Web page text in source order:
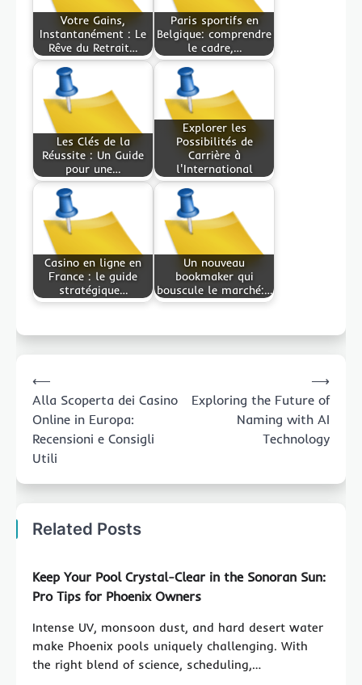
Votre Gains,
Instantanément : Le
Rêve du Retrait…
Paris sportifs en
Belgique: comprendre
le cadre,…
Les Clés de la
Réussite : Un Guide
pour une…
Explorer les
Possibilités de
Carrière à
l'International
Casino en ligne en
France : le guide
stratégique…
Un nouveau
bookmaker qui
bouscule le marché:…
navigation
⟵
Alla Scoperta dei Casino
Online in Europa:
Recensioni e Consigli
Utili
Exploring the Future of
Naming with AI
Technology
⟶
Related Posts
Keep Your Pool Crystal-Clear in the Sonoran Sun:
Pro Tips for Phoenix Owners
Intense UV, monsoon dust, and hard desert water
make Phoenix pools uniquely challenging. With
the right blend of science, scheduling,…